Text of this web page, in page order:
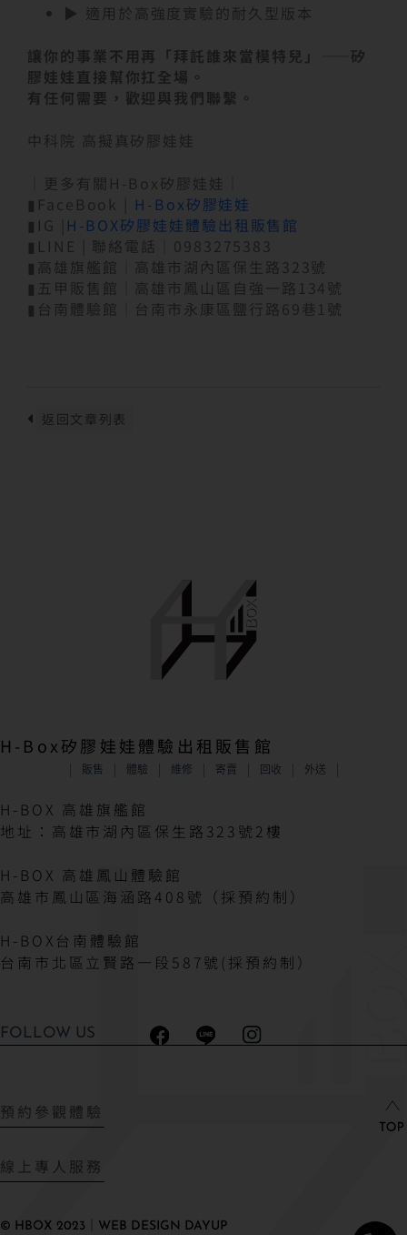
▶ 適用於高強度實驗的耐久型版本
讓你的事業不用再「拜託誰來當模特兒」——矽
膠娃娃直接幫你扛全場。
有任何需要，歡迎與我們聯繫。
中科院 高擬真矽膠娃娃
｜更多有關H-Box矽膠娃娃｜
▮FaceBook | H-Box矽膠娃娃
▮IG | H-BOX矽膠娃娃體驗出租販售館
▮LINE | 聯絡電話｜0983275383
▮高雄旗艦館｜高雄市湖內區保生路323號
▮五甲販售館｜高雄市鳳山區自強一路134號
▮台南體驗館｜台南市永康區鹽行路69巷1號
H-Box矽膠娃娃體驗出租販售館
販售 體驗 維修 寄賣 回收 外送
H-BOX 高雄旗艦館
地址：高雄市湖內區保生路323號2樓
H-BOX 高雄鳳山體驗館
高雄市鳳山區海涵路408號（採預約制）
H-BOX台南體驗館
台南市北區立賢路一段587號(採預約制）
FOLLOW US
預約參觀體驗
線上專人服務
© HBOX 2023｜WEB DESIGN DAYUP